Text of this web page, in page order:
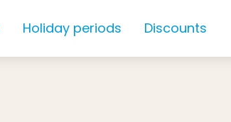
Holiday periods Discounts